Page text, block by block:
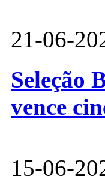
21-06-
Seleção
vence
15-06-